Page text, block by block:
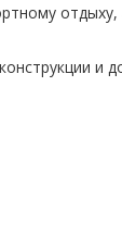
отдыху,
и